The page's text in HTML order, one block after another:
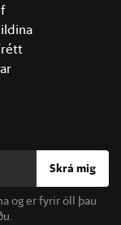
Skrá mig
og er fyrir öll þau